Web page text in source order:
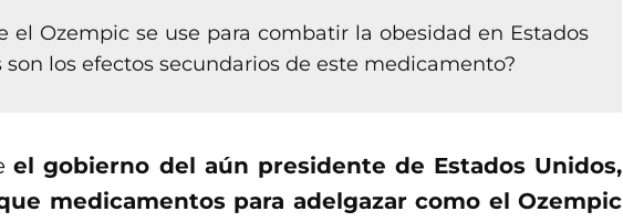
el Ozempic se use para combatir la obesidad en Estados
son los efectos secundarios de este medicamento?
el gobierno del aún presidente de Estados Unidos,
medicamentos para adelgazar como el Ozempic